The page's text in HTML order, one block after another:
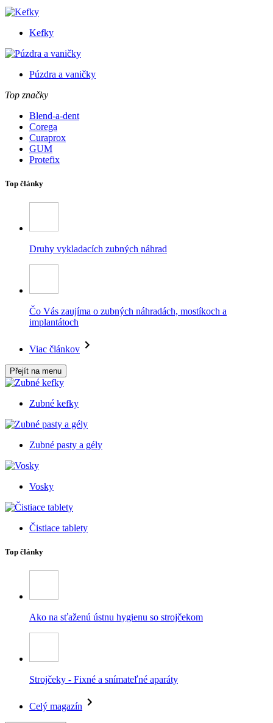
Kefky
Púzdra a vaničky
Top značky
Blend-a-dent
Corega
Curaprox
GUM
Protefix
Top články
Druhy vykladacích zubných náhrad
Čo Vás zaujíma o zubných náhradách, mostíkoch a
implantátoch
Viac článkov
Přejít na menu
Zubné kefky
Zubné pasty a gély
Vosky
Čistiace tablety
Top články
Ako na sťaženú ústnu hygienu so strojčekom
Strojčeky - Fixné a snímateľné aparáty
Celý magazín